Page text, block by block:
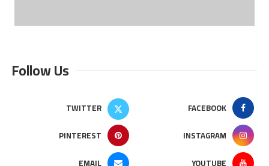
Follow Us
FACEBOOK
TWITTER
INSTAGRAM
PINTEREST
YOUTUBE
EMAIL